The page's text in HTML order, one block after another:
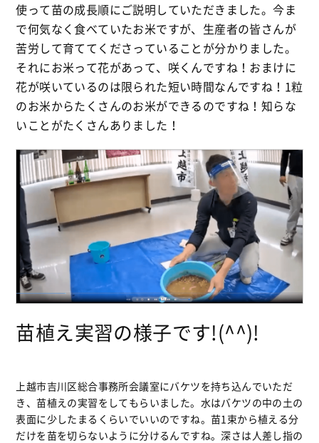
使って苗の成長順にご説明していただきました。今ま
で何気なく食べていたお米ですが、生産者の皆さんが
苦労して育ててくださっていることが分かりました。
それにお米って花があって、咲くんですね！おまけに
花が咲いているのは限られた短い時間なんですね！1粒
のお米からたくさんのお米ができるのですね！知らな
いことがたくさんありました！
苗植え実習の様子です!(^^)!
上越市吉川区総合事務所会議室にバケツを持ち込んでいただ
き、苗植えの実習をしてもらいました。水はバケツの中の土の
表面に少したまるくらいでいいのですね。苗1束から植える分
だけを苗を切らないように分けるんですね。深さは人差し指の